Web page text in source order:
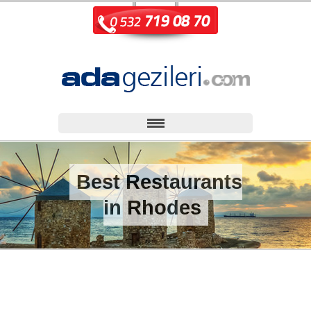
Best Restaurants
in Rhodes